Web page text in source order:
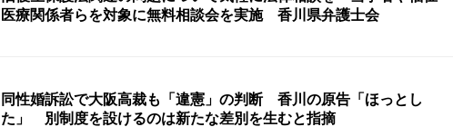
医療関係者らを対象に無料相談会を実施 香川県弁護士会
同性婚訴訟で大阪高裁も「違憲」の判断 香川の原告「ほっとし
た」 別制度を設けるのは新たな差別を生むと指摘